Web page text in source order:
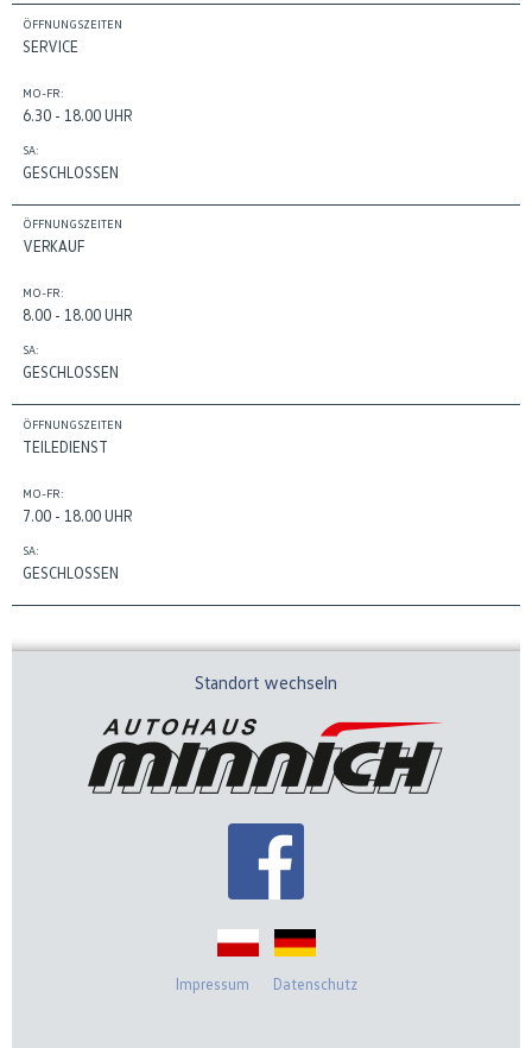
ÖFFNUNGSZEITEN
SERVICE
MO-FR:
6.30 - 18.00 UHR
SA:
GESCHLOSSEN
ÖFFNUNGSZEITEN
VERKAUF
MO-FR:
8.00 - 18.00 UHR
SA:
GESCHLOSSEN
ÖFFNUNGSZEITEN
TEILEDIENST
MO-FR:
7.00 - 18.00 UHR
SA:
GESCHLOSSEN
Standort wechseln
Impressum Datenschutz